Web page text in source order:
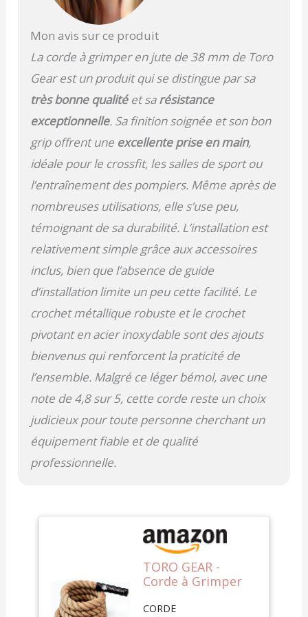
corde. Vous pourrez
condition physique en
général, gagner en
force, endurance, brûler
les graisses et
développer
sensiblement votre
torse supérieur.
UTILISATION
FACILE À INSTALLER -
Comprend deux
crochet en acier rotatif
pour pouvoir accrocher
sur n'importe quelle
surface dure ou douce, à
l'intérieur comme à
l'extérieur. Son utilisation
est idéale pour les
gymnases, les parcours
d'obstacles pour enfants
et les adultes, les camps
d'entraînement et pour
préparer les tests de
pompier. HAUTE
RÉSISTANCE ET
DURABILITÉ - Son triple
thermorétractile à l'une
des extrémités empêche
l'effilochage par
frottement constant.
recouvert d'un tube
Mon avis sur ce produit
La corde à grimper en jute de 38 mm de Toro
Gear est un produit qui se distingue par sa
très bonne qualitéet sarésistance
exceptionnelle. Sa finition soignée et son bon
grip offrent une excellente prise en main,
idéale pour le crossfit, les salles de sport ou
l’entraînement des pompiers. Même après de
nombreuses utilisations, elle s’use peu,
témoignant de sa durabilité. L’installation est
relativement simple grâce aux accessoires
inclus, bien que l’absence de guide
d’installation limite un peu cette facilité. Le
crochet métallique robuste et le crochet
pivotant en acier inoxydable sont des ajouts
bienvenus qui renforcent la praticité de
l’ensemble. Malgré ce léger bémol, avec une
note de 4,8 sur 5, cette corde reste un choix
judicieux pour toute personne cherchant un
équipement fiable et de qualité
professionnelle.
TORO GEAR -
Corde à Grimper
millimètres, 3-6
CORDE